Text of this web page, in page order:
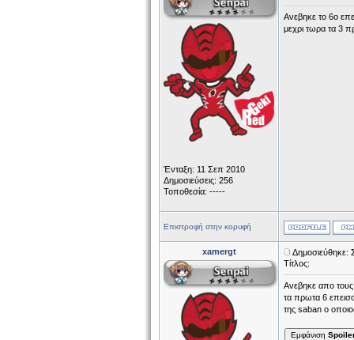
Ένταξη: 11 Σεπ 2010
Δημοσιεύσεις: 256
Τοποθεσία: -----
Aνεβηκε το 6ο
μεχρι τωρα τα 3
Επιστροφή στην κορυφή
xamergt
Δημοσιεύθηκε:
Τίτλος:
Ανεβηκε απο
τα πρωτα 6
της saban ο
Εμφάνιση